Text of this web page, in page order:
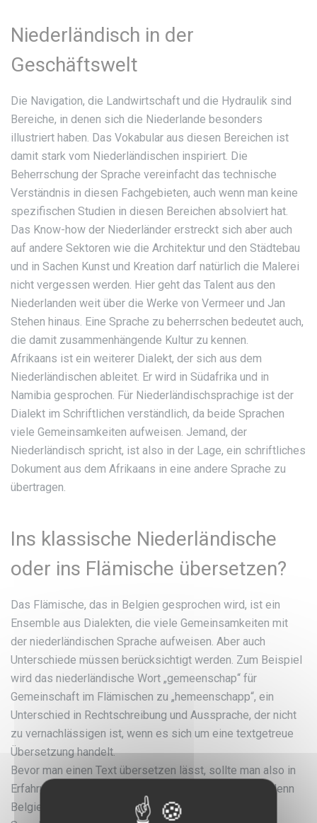
Niederländisch in der
Geschäftswelt
Die Navigation, die Landwirtschaft und die Hydraulik sind
Bereiche, in denen sich die Niederlande besonders
illustriert haben. Das Vokabular aus diesen Bereichen ist
damit stark vom Niederländischen inspiriert. Die
Beherrschung der Sprache vereinfacht das technische
Verständnis in diesen Fachgebieten, auch wenn man keine
spezifischen Studien in diesen Bereichen absolviert hat.
Das Know-how der Niederländer erstreckt sich aber auch
auf andere Sektoren wie die Architektur und den Städtebau
und in Sachen Kunst und Kreation darf natürlich die Malerei
nicht vergessen werden. Hier geht das Talent aus den
Niederlanden weit über die Werke von Vermeer und Jan
Stehen hinaus. Eine Sprache zu beherrschen bedeutet auch,
die damit zusammenhängende Kultur zu kennen.
Afrikaans ist ein weiterer Dialekt, der sich aus dem
Niederländischen ableitet. Er wird in Südafrika und in
Namibia gesprochen. Für Niederländischsprachige ist der
Dialekt im Schriftlichen verständlich, da beide Sprachen
viele Gemeinsamkeiten aufweisen. Jemand, der
Niederländisch spricht, ist also in der Lage, ein schriftliches
Dokument aus dem Afrikaans in eine andere Sprache zu
übertragen.
Ins klassische Niederländische
oder ins Flämische übersetzen?
Das Flämische, das in Belgien gesprochen wird, ist ein
Ensemble aus Dialekten, die viele Gemeinsamkeiten mit
der niederländischen Sprache aufweisen. Aber auch
Unterschiede müssen berücksichtigt werden. Zum Beispiel
wird das niederländische Wort „gemeenschap“ für
Gemeinschaft im Flämischen zu „hemeenschapp“, ein
Unterschied in Rechtschreibung und Aussprache, der nicht
zu vernachlässigen ist, wenn es sich um eine textgetreue
Übersetzung handelt.
Bevor man einen Text übersetzen lässt, sollte man also in
Erfahrung bringen, wo sich die Leserschaft befindet, denn
Belgier und Niederländer sprechen nicht die gleiche